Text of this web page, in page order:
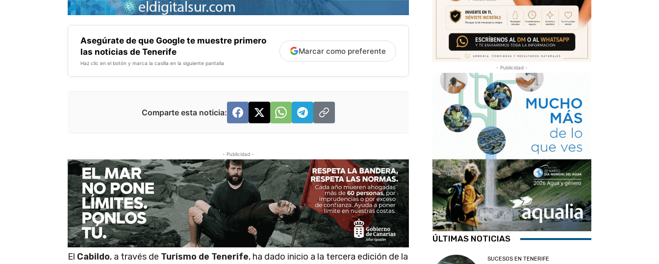
Asegúrate de que Google te muestre primero
las noticias de Tenerife
Haz clic en el botón y marca la casilla en la siguiente pantalla
Marcar como preferente
Comparte esta noticia:
- Publicidad -
El Cabildo, a través de Turismo de Tenerife, ha dado inicio a la tercera edición de la
- Publicidad -
ÚLTIMAS NOTICIAS
SUCESOS EN TENERIFE